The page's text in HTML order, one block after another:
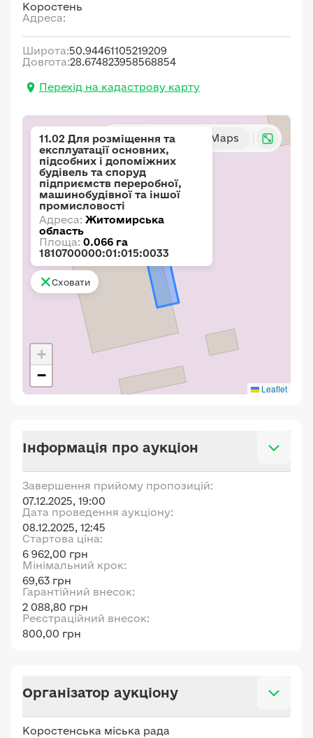
Коростень
Адреса:
Широта:50.94461105219209
Довгота:28.674823958568854
Перехід на кадастрову карту
Карта Google Maps
+
−
Leaflet
11.02 Для розміщення та
експлуатації основних,
підсобних і допоміжних
будівель та споруд
підприємств переробної,
машинобудівної та іншої
промисловості
Адреса: Житомирська
область
Площа: 0.066 га
1810700000:01:015:0033
Сховати
Інформація про аукціон
Завершення прийому пропозицій:
07.12.2025, 19:00
Дата проведення аукціону:
08.12.2025, 12:45
Стартова ціна:
6 962,00 грн
Мінімальний крок:
69,63 грн
Гарантійний внесок:
2 088,80 грн
Реєстраційний внесок:
800,00 грн
Організатор аукціону
Коростенська міська рада